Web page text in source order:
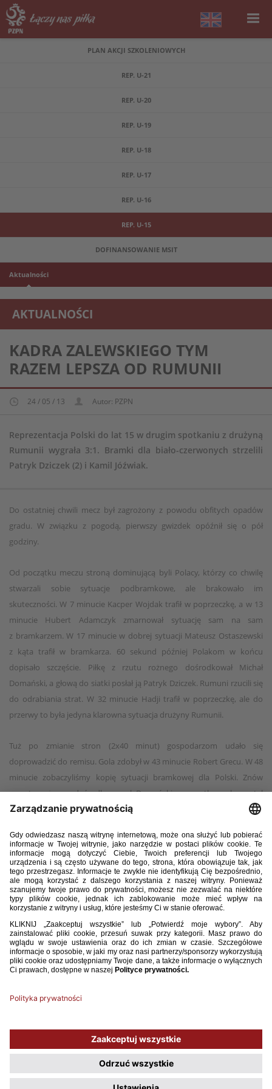
PLAN AKCJI SZKOLENIOWYCH
REP. U-21
REP. U-20
REP. U-19
REP. U-18
REP. U-17
REP. U-16
REP. U-15
DOFINANSOWANIE MSIT
Aktualności
AKTUALNOŚCI
REPREZENTACJA MŁODZIEŻOWA U-15
KADRA ZALEWSKIEGO TYM
RAZEM LEPSZA OD RUMUNII
24 / 05 / 13 Autor: PZPN
Reprezentacja Polski do lat 15 w drugim spotkaniu z drużyną
Rumunii wygrała 3:1. Bramki dla biało-czerwonych strzelili
Patryk Dziczek (2) i Kamil Jóźwiak.
Do ostatniej chwili mecz był zagrożony z powodu obfitych opadów
gradu. W związku z pogodą, pierwszy gwizdek opóźnił się o pół
godziny.
Od początku meczu stroną dominującą byli Polacy, którzy co chwilę
stwarzali sobie sytuacje podbramkowe, ale brakowało im
skuteczności. W 7 minucie Kacper Wojdak trafił w poprzeczkę, a w 13
minucie Hubert Adamczyk zmarnował sytuację sam na sam
z bramkarzem. W 17 minucie w dobrej sytuacji Mateusz Ostaszewski
z kąta trafił w bramkarza. 60 sekund później Polakom w końcu
dopisało szczęście. Piłkę z rzutu rożnego dośrodkował Michał
Domański, a głową do siatki posłał ją Patryk Dziczek. Rumuni rzucili się
do odrabiania strat. W 32 minucie Hadji trafił w poprzeczkę, ale do
przerwy to była jedyna klarowna sytuacja drużyny Rumunii.
Tuż po zmianie stron (2x40 minut) gospodarzom udało się
doprowadzić do remisu. Gola zdobył w 43 minucie Robert Grecu. W 48
minucie zobaczyliśmy kopię sytuacji bramkowej dla Polski. Znów
z rzutu rożnego dośrodkowywał Domański, a wrzutkę wykorzystał
Dziczek, dając biało-czerwonych prowadzenie. W 57 minucie wynik
Rumunia 1:3 Polska
Robert Grecu 43 - Patryk Dziczek 19, 49, Kamil Jóźwiak 57.
Rumunia:Ionuț Poiana - Eduard Oprea (67, Adelin Voinescu), Virgil
(41, Vlăduț Mihalcea), Răzvan Oaidă (58, Doru Dumitrescu), Szabolcs
Kilyen, Ianis Hagi (58, Vlăduț Vlad), Robert Grecu - Florin Coman.
Dzięcioł, Patryk Dziczek (74, Dawid Śliwiński), Jan Andrzejewski - Kamil
(Krystian Bielik), Hubert Adamczyk, Michał Domański (62, Rafał
Maćkowski) - 9. Przemysław Mystkowski ( Bartosz Wiktoruk).
Używamy plików cookies, aby ułatwić Ci korzystanie z naszego serwisu
oraz do celów statystycznych. Jeśli nie blokujesz tych plików, to zgadzasz
się na ich użycie oraz zapisanie w pamięci urządzenia. Pamiętaj, że
możesz samodzielnie zarządzać cookies, zmieniając ustawienia